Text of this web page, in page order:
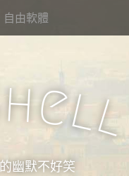
自由軟體
hell
幽默不好笑